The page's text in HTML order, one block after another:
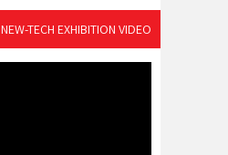
NEW-TECH EXHIBITION VIDEO